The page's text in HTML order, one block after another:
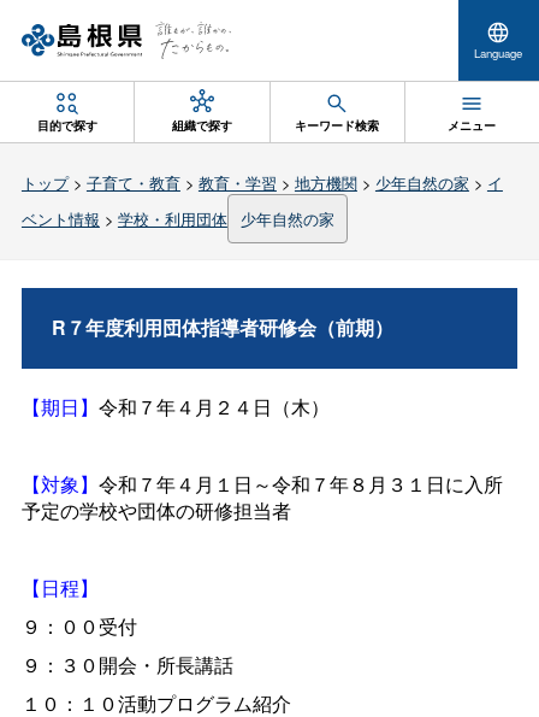
Language
目的で探す 組織で探す キーワード検索 メニュー
トップ> 子育て・教育> 教育・学習 > 地方機関> 少年自然の家 > イ
ベント情報 > 学校・利用団体 少年自然の家
R７年度利用団体指導者研修会（前期）
【期日】 令和７年４月２４日（木）
【対象】 令和７年４月１日～令和７年８月３１日に入所
予定の学校や団体の研修担当者
【日程】
９：００受付
９：３０開会・所長講話
１０：１０活動プログラム紹介